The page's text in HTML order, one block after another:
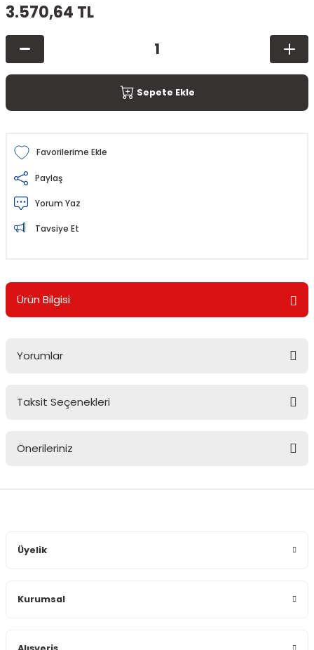
3.570,64 TL
Sepete Ekle
Paylaş
Yorum Yaz
Tavsiye Et
Ürün Bilgisi
Yorumlar
Taksit Seçenekleri
Önerileriniz
Ürün bilgilerinde hatalar bulunuyor.
Üyelik
Kurumsal